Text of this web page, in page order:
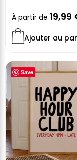
À partir de 19,99
Ajouter au
Save